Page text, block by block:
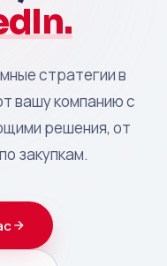
стратегии в
вашу компанию с
решения, от
закупкам.